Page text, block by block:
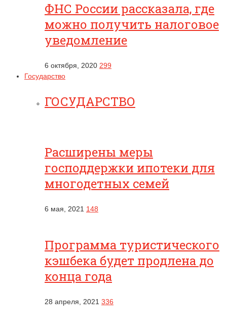
ФНС России рассказала, где
можно получить налоговое
уведомление
6 октября, 2020 299
Государство
ГОСУДАРСТВО
Расширены меры
господдержки ипотеки для
многодетных семей
6 мая, 2021 148
Программа туристического
кэшбека будет продлена до
конца года
28 апреля, 2021 336